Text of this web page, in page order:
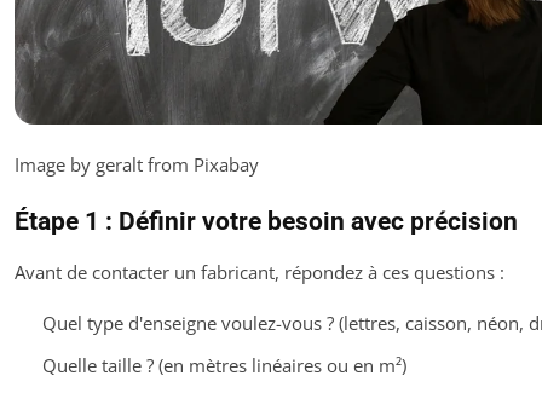
Image by geralt from Pixabay
Étape 1 : Définir votre besoin avec précision
Avant de contacter un fabricant, répondez à ces questions :
Quel type d'enseigne voulez-vous ? (lettres, caisson, néon,
Quelle taille ? (en mètres linéaires ou en m²)